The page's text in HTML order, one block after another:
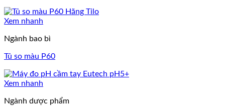
Xem nhanh
Ngành bao bì
Tủ so màu P60
Xem nhanh
Ngành dược phẩm